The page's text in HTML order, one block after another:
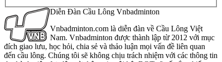
Diễn Đàn Cầu Lông Vnbadminton
Vnbadminton.com là diễn đàn về Cầu Lông Việt
Nam. Vnbadminton được thành lập từ 2012 với mục
đích giao lưu, học hỏi, chia sẻ và thảo luận mọi vấn đề liên quan
đến cầu lông. Chúng tôi sẽ không chịu trách nhiệm với các thông tin